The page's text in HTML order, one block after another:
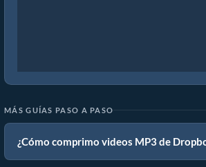
MÁS GUÍAS PASO A PASO
¿Cómo comprimo videos MP3 de